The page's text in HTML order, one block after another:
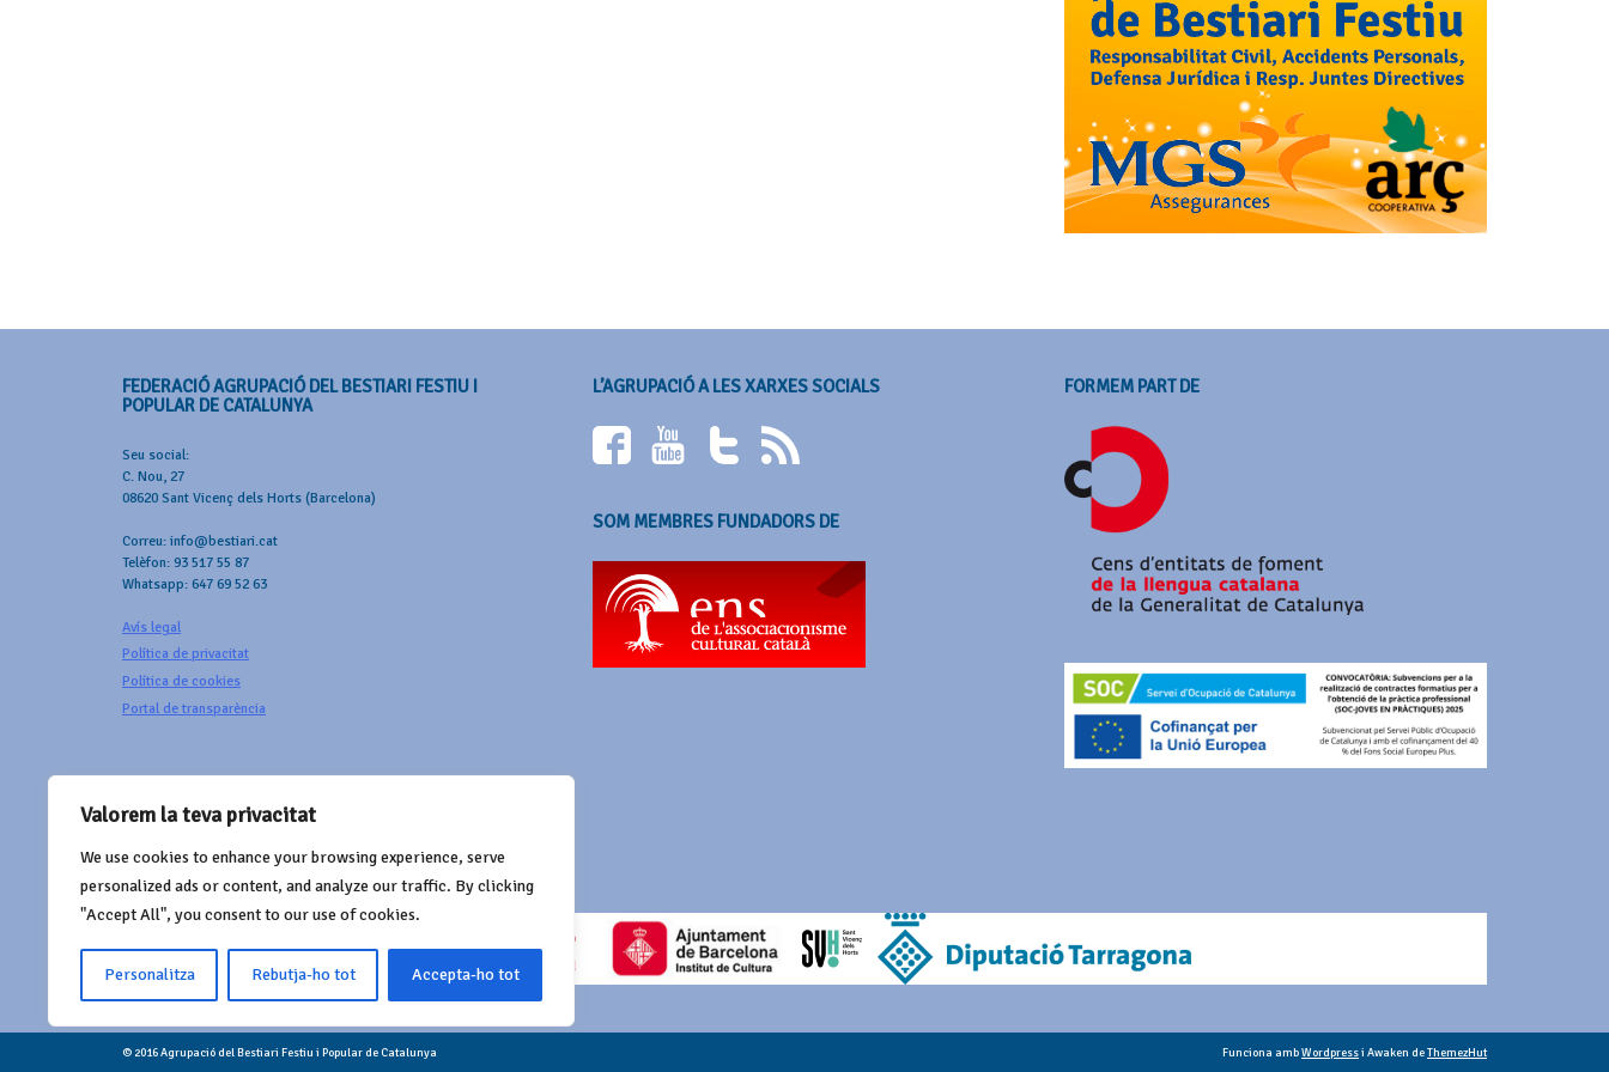
Valorem la teva privacitat
We use cookies to enhance your browsing experience, serve
personalized ads or content, and analyze our traffic. By clicking
"Accept All", you consent to our use of cookies.
Personalitza Rebutja-ho tot Accepta-ho tot
FEDERACIÓ AGRUPACIÓ DEL BESTIARI FESTIU I
POPULAR DE CATALUNYA
Seu social:
C. Nou, 27
08620 Sant Vicenç dels Horts (Barcelona)
Correu: info@bestiari.cat
Telèfon: 93 517 55 87
Whatsapp: 647 69 52 63
Avís legal
Política de privacitat
Política de cookies
Portal de transparència
L’AGRUPACIÓ A LES XARXES SOCIALS
SOM MEMBRES FUNDADORS DE
FORMEM PART DE
© 2016 Agrupació del Bestiari Festiu i Popular de Catalunya Funciona ambWordpressi Awaken deThemezHut